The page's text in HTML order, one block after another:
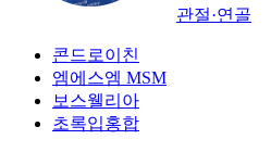
관절·연골
콘드로이친
엠에스엠 MSM
보스웰리아
초록입홍합